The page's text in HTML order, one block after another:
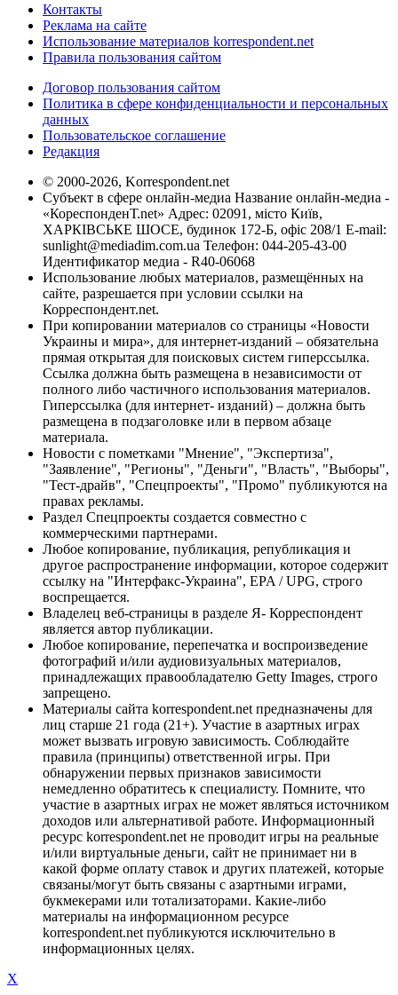
Контакты
Реклама на сайте
Использование материалов korrespondent.net
Правила пользования сайтом
Договор пользования сайтом
Политика в сфере конфиденциальности и персональных
данных
Пользовательское соглашение
Редакция
© 2000-2026, Korrespondent.net
Субъект в сфере онлайн-медиа Название онлайн-медиа -
«КореспонденТ.net» Адрес: 02091, місто Київ,
ХАРКІВСЬКЕ ШОСЕ, будинок 172-Б, офіс 208/1 E-mail:
sunlight@mediadim.com.ua Телефон: 044-205-43-00
Идентификатор медиа - R40-06068
Использование любых материалов, размещённых на
сайте, разрешается при условии ссылки на
Корреспондент.net.
При копировании материалов со страницы «Новости
Украины и мира», для интернет-изданий – обязательна
прямая открытая для поисковых систем гиперссылка.
Ссылка должна быть размещена в независимости от
полного либо частичного использования материалов.
Гиперссылка (для интернет- изданий) – должна быть
размещена в подзаголовке или в первом абзаце
материала.
Новости с пометками "Мнение", "Экспертиза",
"Заявление", "Регионы", "Деньги", "Власть", "Выборы",
"Тест-драйв", "Спецпроекты", "Промо" публикуются на
правах рекламы.
Раздел Спецпроекты создается совместно с
коммерческими партнерами.
Любое копирование, публикация, републикация и
другое распространение информации, которое содержит
ссылку на "Интерфакс-Украина", EPA / UPG, строго
воспрещается.
Владелец веб-страницы в разделе Я- Корреспондент
является автор публикации.
Любое копирование, перепечатка и воспроизведение
фотографий и/или аудиовизуальных материалов,
принадлежащих правообладателю Getty Images, строго
запрещено.
Материалы сайта korrespondent.net предназначены для
лиц старше 21 года (21+). Участие в азартных играх
может вызвать игровую зависимость. Соблюдайте
правила (принципы) ответственной игры. При
обнаружении первых признаков зависимости
немедленно обратитесь к специалисту. Помните, что
участие в азартных играх не может являться источником
доходов или альтернативой работе. Информационный
ресурс korrespondent.net не проводит игры на реальные
и/или виртуальные деньги, сайт не принимает ни в
какой форме оплату ставок и других платежей, которые
связаны/могут быть связаны с азартными играми,
букмекерами или тотализаторами. Какие-либо
материалы на информационном ресурсе
korrespondent.net публикуются исключительно в
информационных целях.
X